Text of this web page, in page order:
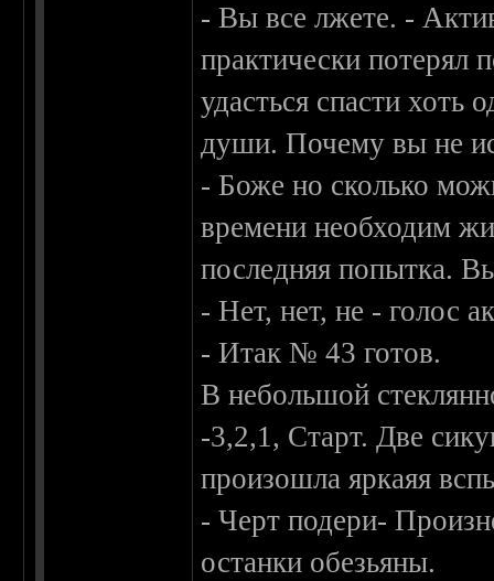
- Вы все лжете. -
практически потерял
удасться спасти хоть
души. Почему вы не
- Боже но сколько
времени необходим
последняя попытка.
- Нет, нет, не - голос
- Итак № 43 готов.
В небольшой
-3,2,1, Старт. Две
произошла яркаяя
- Черт подери-
останки обезьяны.